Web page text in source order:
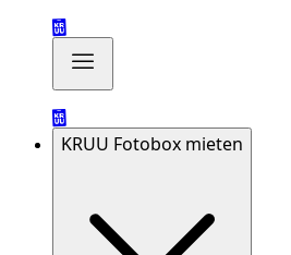
KRUU Fotobox mieten